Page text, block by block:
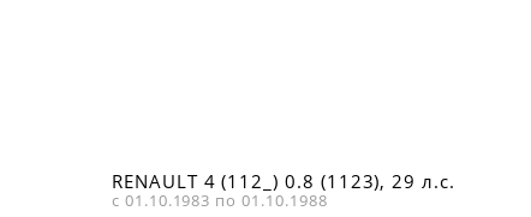
RENAULT 4 (112_) 0.8 (1123), 29 л.с.
с 01.10.1983 по 01.10.1988